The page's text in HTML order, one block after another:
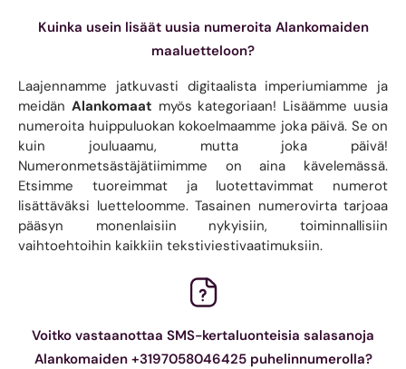
Kuinka usein lisäät uusia numeroita Alankomaiden
maaluetteloon?
Laajennamme jatkuvasti digitaalista imperiumiamme ja
meidän Alankomaat myös kategoriaan! Lisäämme uusia
numeroita huippuluokan kokoelmaamme joka päivä. Se on
kuin jouluaamu, mutta joka päivä!
Numeronmetsästäjätiimimme on aina kävelemässä.
Etsimme tuoreimmat ja luotettavimmat numerot
lisättäväksi luetteloomme. Tasainen numerovirta tarjoaa
pääsyn monenlaisiin nykyisiin, toiminnallisiin
vaihtoehtoihin kaikkiin tekstiviestivaatimuksiin.
Voitko vastaanottaa SMS-kertaluonteisia salasanoja
Alankomaiden +3197058046425 puhelinnumerolla?